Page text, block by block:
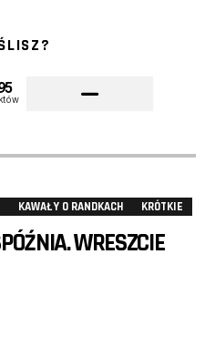
KAWAŁY O RANDKACH KRÓTKIE
WRESZCIE